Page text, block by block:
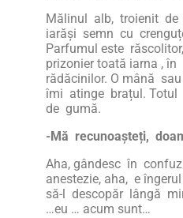
Mălinul alb, troienit de
iarăși semn cu
Parfumul este
prizonier toată iarna ,
rădăcinilor. O mână
îmi atinge brațul. Totul
de gumă.
-Mă recunoașteți,
Aha, gândesc în
anestezie, aha, e
să-l descopăr lângă
…eu … acum sunt…